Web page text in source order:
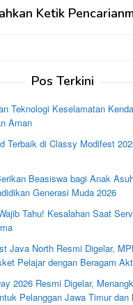
Ketik
Pos Terkini
Teknologi Keselamatan
Aman
Terbaik di Classy Modifest
Beasiswa bagi Anak
Generasi Muda 2026
Tahu! Kesalahan Saat
Java North Resmi Digelar,
Pelajar dengan Beragam
2026 Resmi Digelar,
Pelanggan Jawa Timur dan